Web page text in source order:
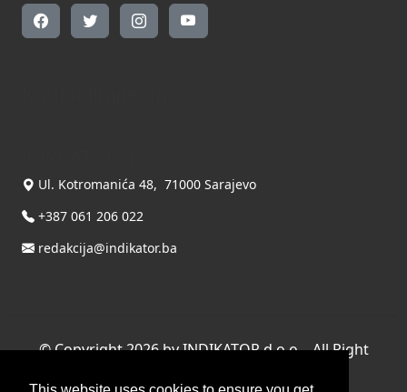
Ul. Kotromanića 48, 71000 Sarajevo
+387 061 206 022
redakcija@indikator.ba
©Copyright 2026 by INDIKATOR d.o.o., All Right